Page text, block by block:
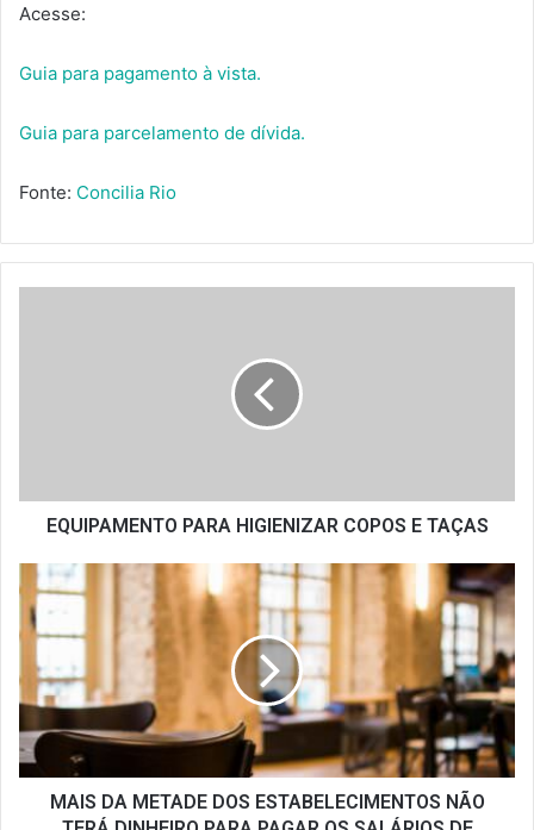
Acesse:
Guia para pagamento à vista.
Guia para parcelamento de dívida.
Fonte: Concilia Rio
EQUIPAMENTO PARA HIGIENIZAR COPOS E TAÇAS
MAIS
DA
METADE
ESTABELECIMENTOS
NÃO
DINHEIRO
PARA
PAGARMAIS DA METADE DOS ESTABELECIMENTOS NÃO